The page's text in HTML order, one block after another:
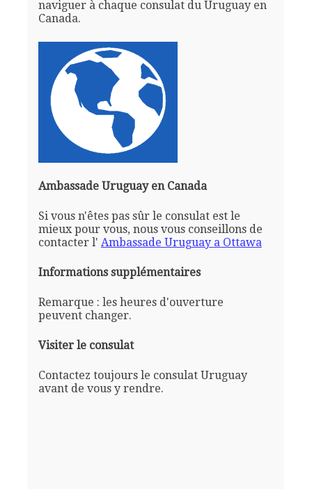
naviguer à chaque consulat du Uruguay en
Canada.
Ambassade Uruguay en Canada
Si vous n'êtes pas sûr le consulat est le
mieux pour vous, nous vous conseillons de
contacter l' Ambassade Uruguay a Ottawa
Informations supplémentaires
Remarque : les heures d'ouverture
peuvent changer.
Visiter le consulat
Contactez toujours le consulat Uruguay
avant de vous y rendre.